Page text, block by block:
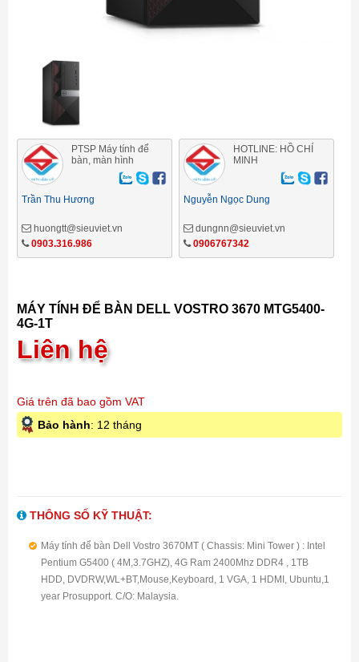
PTSP Máy tính để
bàn, màn hình
Trần Thu Hương
huongtt@sieuviet.vn
0903.316.986
HOTLINE: HỒ CHÍ
MINH
Nguyễn Ngọc Dung
dungnn@sieuviet.vn
0906767342
MÁY TÍNH ĐỂ BÀN DELL VOSTRO 3670 MTG5400-
4G-1T
Liên hệ
Giá trên đã bao gồm VAT
Bảo hành: 12 tháng
THÔNG SỐ KỸ THUẬT:
Máy tính để bàn Dell Vostro 3670MT ( Chassis: Mini Tower ) : Intel
Pentium G5400 ( 4M,3.7GHZ), 4G Ram 2400Mhz DDR4 , 1TB
HDD, DVDRW,WL+BT,Mouse,Keyboard, 1 VGA, 1 HDMI, Ubuntu,1
year Prosupport. C/O: Malaysia.